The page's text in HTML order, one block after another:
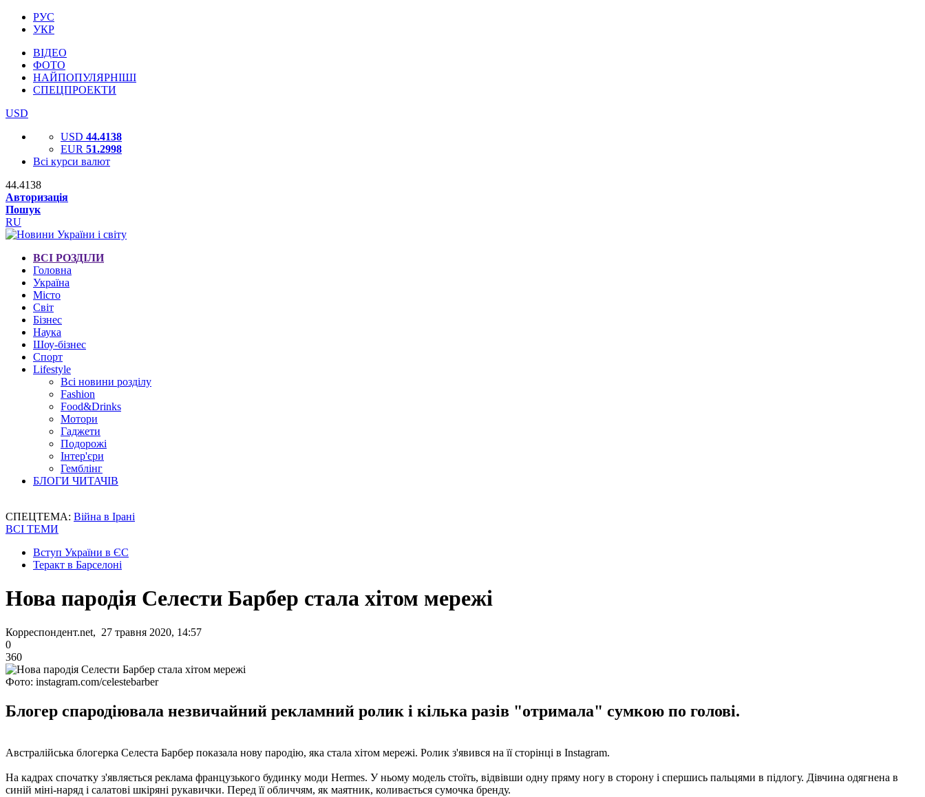
РУС
УКР
ВІДЕО
ФОТО
НАЙПОПУЛЯРНІШІ
СПЕЦПРОЕКТИ
USD
USD 44.4138
EUR 51.2998
Всі курси валют
44.4138
Авторизація
Пошук
RU
ВСІ РОЗДІЛИ
Головна
Україна
Місто
Світ
Бізнес
Наука
Шоу-бізнес
Спорт
Lifestyle
Всі новини розділу
Fashion
Food&Drinks
Мотори
Гаджети
Подорожі
Інтер'єри
Гемблінг
БЛОГИ ЧИТАЧІВ
СПЕЦТЕМА: Війна в Ірані
ВСІ ТЕМИ
Вступ України в ЄС
Теракт в Барселоні
Нова пародія Селести Барбер стала хітом мережі
Корреспондент.net, 27 травня 2020, 14:57
0
360
Фото: instagram.com/celestebarber
Блогер спародіювала незвичайний рекламний ролик і кілька разів "отримала" сумкою по голові.
Австралійська блогерка Селеста Барбер показала нову пародію, яка стала хітом мережі. Ролик з'явився на її сторінці в Instagram.
На кадрах спочатку з'являється реклама французького будинку моди Hermes. У ньому модель стоїть, відвівши одну пряму ногу в сторону і спершись пальцями в підлогу. Дівчина одягнена в
синій міні-наряд і салатові шкіряні рукавички. Перед її обличчям, як маятник, коливається сумочка бренду.